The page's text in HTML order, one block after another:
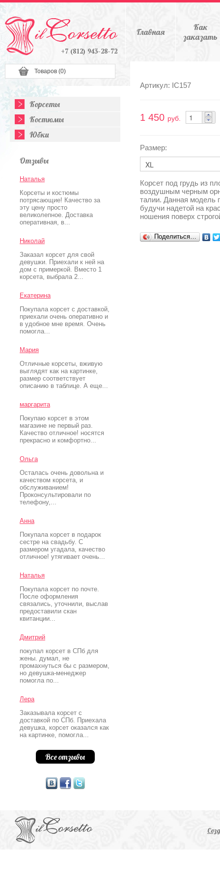
Товаров (0)
+7 (812) 943-28-72
Главная
Как
заказать
Корсеты
Костюмы
Юбки
Отзывы
Наталья
Корсеты и костюмы
потрясающие! Качество за
эту цену просто
великолепное. Доставка
оперативная, в...
Николай
Заказал корсет для свой
девушки. Приехали к ней на
дом с примеркой. Вместо 1
корсета, выбрала 2...
Екатерина
Покупала корсет с доставкой,
приехали очень оперативно и
в удобное мне время. Очень
помогла...
Мария
Отличные корсеты, вживую
выглядят как на картинке,
размер соответствует
описанию в таблице. А еще...
маргарита
Покупаю корсет в этом
магазине не первый раз.
Качество отличное! носятся
прекрасно и комфортно...
Ольга
Осталась очень довольна и
качеством корсета, и
обслуживанием!
Проконсультировали по
телефону,...
Анна
Покупала корсет в подарок
сестре на свадьбу. С
размером угадала, качество
отличное! утягивает очень...
Наталья
Покупала корсет по почте.
После оформления
связались, уточнили, выслав
предоставили скан
квитанции...
Дмитрий
покупал корсет в СПб для
жены. думал, не
промахнуться бы с размером,
но девушка-менеджер
помогла по...
Лера
Заказывала корсет с
доставкой по СПб. Приехала
девушка, корсет оказался как
на картинке, помогла...
Все отзывы
Артикул: IC157
1 450 руб.
Размер:
Корсет под грудь из
воздушным черным
талии. Данная модель
будучи надетой на
ношения поверх
Поделиться…